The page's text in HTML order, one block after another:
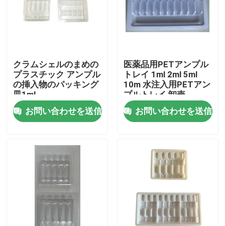
家へ
ビデオ
わたしたち に つい て
クラムシェルのまめの
プラスチック アンプル
の挿入物のパッキング
皿1ml
お問い合わせを送信
医薬品用PETアンプル
トレイ 1ml 2ml 5ml
10m 水注入用PETアン
プルトレイ 卸売
お問い合わせを送信